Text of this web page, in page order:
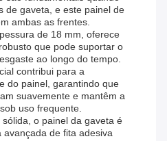
de gaveta, e este painel de
ambas as frentes.
de 18 mm, oferece
que pode suportar o
ao longo do tempo.
contribui para a
do painel, garantindo que
suavemente e mantêm a
uso frequente.
o painel da gaveta é
de fita adesiva